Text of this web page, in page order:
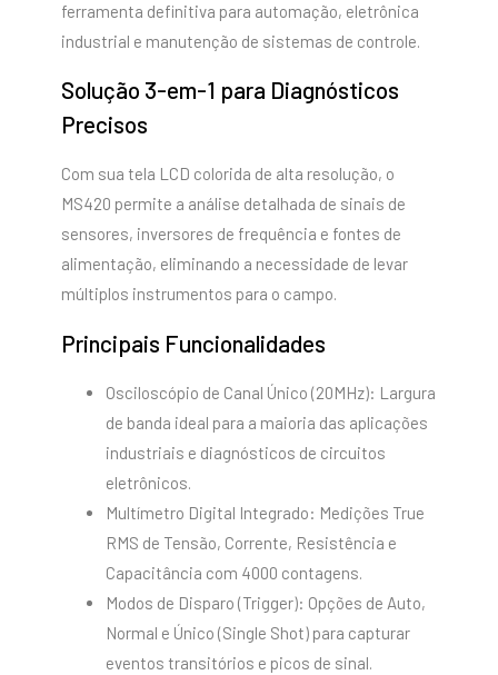
ferramenta definitiva para automação, eletrônica
industrial e manutenção de sistemas de controle.
Solução 3-em-1 para Diagnósticos
Precisos
Com sua tela LCD colorida de alta resolução, o
MS420 permite a análise detalhada de sinais de
sensores, inversores de frequência e fontes de
alimentação, eliminando a necessidade de levar
múltiplos instrumentos para o campo.
Principais Funcionalidades
Osciloscópio de Canal Único (20MHz): Largura
de banda ideal para a maioria das aplicações
industriais e diagnósticos de circuitos
eletrônicos.
Multímetro Digital Integrado: Medições True
RMS de Tensão, Corrente, Resistência e
Capacitância com 4000 contagens.
Modos de Disparo (Trigger): Opções de Auto,
Normal e Único (Single Shot) para capturar
eventos transitórios e picos de sinal.